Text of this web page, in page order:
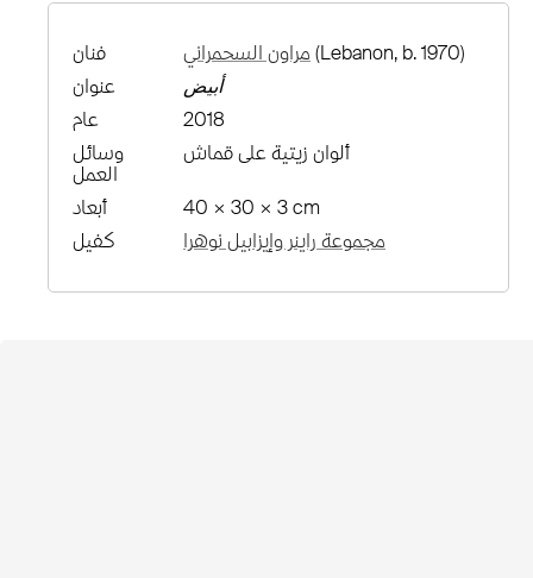
فنان مراون السحمراني (Lebanon, b. 1970)
عنوان
أبيض
عام
2018
وسائل
العمل
ألوان زيتية على قماش
أبعاد
40 × 30 × 3 cm
كفيل
مجموعة راينر وإيزابيل نوهرا